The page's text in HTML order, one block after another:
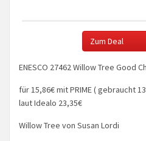
Zum Deal
ENESCO 27462 Willow Tree Good
für 15,86€ mit PRIME ( gebraucht
laut Idealo 23,35€
Willow Tree von Susan Lordi